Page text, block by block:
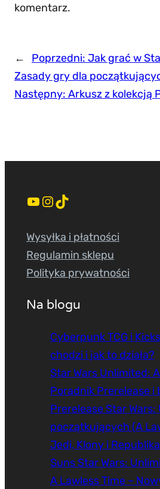
komentarz.
← Poprzedni: Jak grać w
Zasady gry dla
Następny: Arkusz z kolekcją
YouTube InstagramTikTok
Wysyłka i płatności
Regulamin sklepu
Polityka prywatności
Na blogu
Cyberpunk TCG i
chodzi i jak to działa?
Star Wars Unlimited:
Poradnik Prerelease i
Prerelease Star
początkujących (A
Jedi, Klony i
Suns Star Wars:
A Lawless Time –